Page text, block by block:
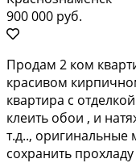
900 000 руб.
Продам 2 ком
красивом
квартира с
клеить обои , и
т.д..,
сохранить